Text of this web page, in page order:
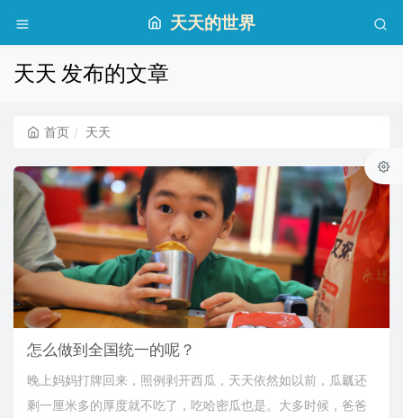
天天的世界
天天 发布的文章
首页 天天
怎么做到全国统一的呢？
晚上妈妈打牌回来，照例剥开西瓜，天天依然如以前，瓜瓤还
剩一厘米多的厚度就不吃了，吃哈密瓜也是。大多时候，爸爸